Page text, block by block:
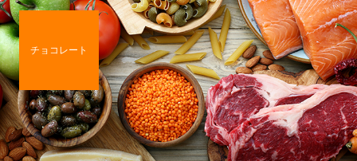
チョコレート